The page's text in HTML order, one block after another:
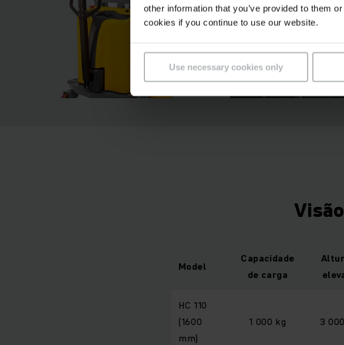
other information that you’ve provided to them
cookies if you continue to use our website.
Use necessary cookies only
Model
Capacidade
de carga
HC 110
(1600
mm)
1 000 kg 3